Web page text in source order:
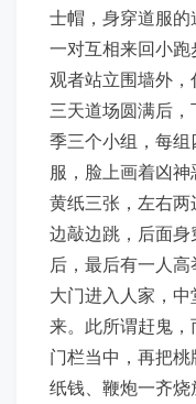
士帽，身穿道服
一对互相来回小
观者站立围墙外，
三天道场圆满后，
季三个小组，每
服，脸上画着凶
黄纸三张，左右两
边敲边跳，后面
后，最后有一人
大门进入人家，
来。此所谓赶鬼
门栏当中，再把桃
纸钱、鞭炮一齐烧